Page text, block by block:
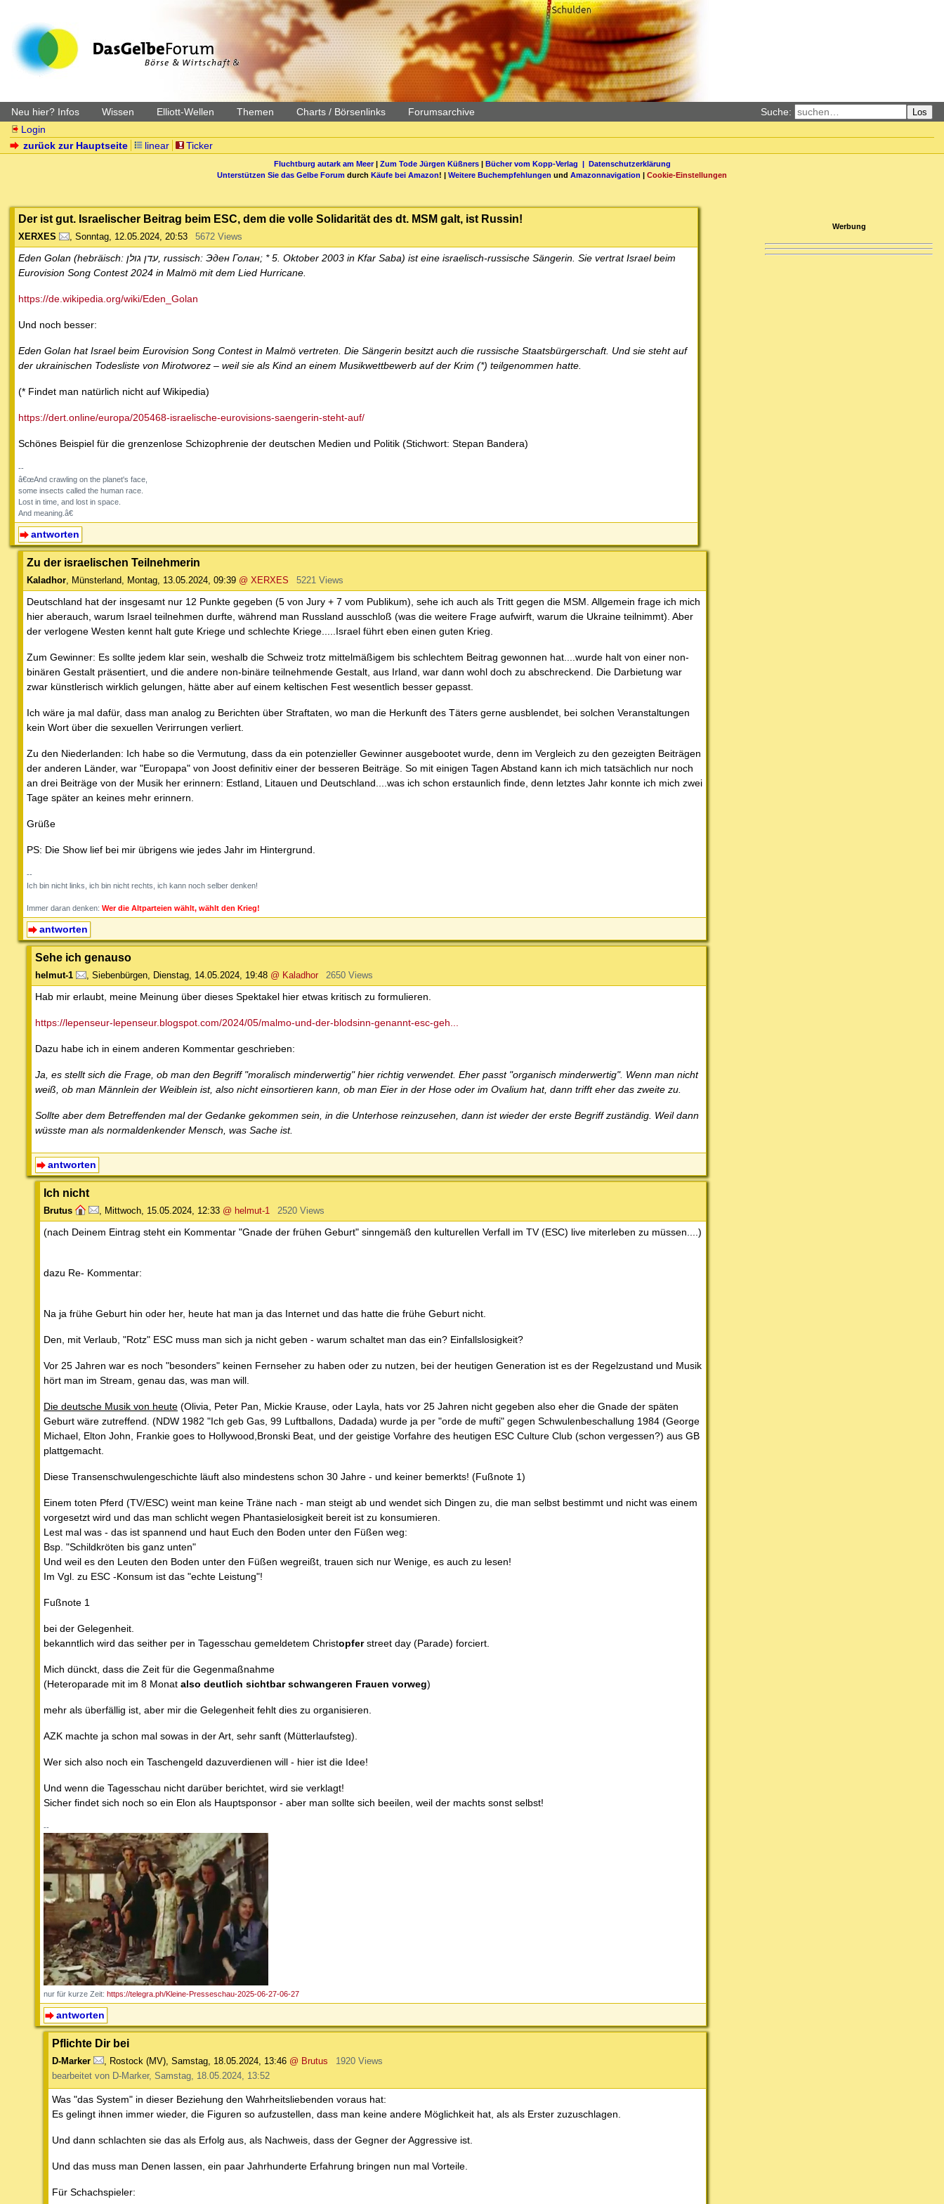
Neu hier? Infos Wissen Elliott-Wellen Themen Charts / Börsenlinks Forumsarchive Suche: Los
Login
zurück zur Hauptseite
linear Ticker
Fluchtburg autark am Meer| Zum Tode Jürgen Küßners| Bücher vom Kopp-Verlag | Datenschutzerklärung
Unterstützen Sie das Gelbe Forum durch Käufe bei Amazon! | Weitere Buchempfehlungen und Amazonnavigation | Cookie-Einstellungen
Der ist gut. Israelischer Beitrag beim ESC, dem die volle Solidarität des dt. MSM galt, ist Russin!
XERXES , Sonntag, 12.05.2024, 20:53 5672 Views
Eden Golan (hebräisch: עדן גולן, russisch: Эден Голан; * 5. Oktober 2003 in Kfar Saba) ist eine israelisch-russische Sängerin. Sie vertrat Israel beim
Eurovision Song Contest 2024 in Malmö mit dem Lied Hurricane.
https://de.wikipedia.org/wiki/Eden_Golan
Und noch besser:
Eden Golan hat Israel beim Eurovision Song Contest in Malmö vertreten. Die Sängerin besitzt auch die russische Staatsbürgerschaft. Und sie steht auf
der ukrainischen Todesliste von Mirotworez – weil sie als Kind an einem Musikwettbewerb auf der Krim (*) teilgenommen hatte.
(* Findet man natürlich nicht auf Wikipedia)
https://dert.online/europa/205468-israelische-eurovisions-saengerin-steht-auf/
Schönes Beispiel für die grenzenlose Schizophrenie der deutschen Medien und Politik (Stichwort: Stepan Bandera)
--
â€œAnd crawling on the planet's face,
some insects called the human race.
Lost in time, and lost in space.
And meaning.â€
antworten
Zu der israelischen Teilnehmerin
Kaladhor, Münsterland, Montag, 13.05.2024, 09:39 @ XERXES 5221 Views
Deutschland hat der insgesamt nur 12 Punkte gegeben (5 von Jury + 7 vom Publikum), sehe ich auch als Tritt gegen die MSM. Allgemein frage ich mich
hier aberauch, warum Israel teilnehmen durfte, während man Russland ausschloß (was die weitere Frage aufwirft, warum die Ukraine teilnimmt). Aber
der verlogene Westen kennt halt gute Kriege und schlechte Kriege.....Israel führt eben einen guten Krieg.
Zum Gewinner: Es sollte jedem klar sein, weshalb die Schweiz trotz mittelmäßigem bis schlechtem Beitrag gewonnen hat....wurde halt von einer non-
binären Gestalt präsentiert, und die andere non-binäre teilnehmende Gestalt, aus Irland, war dann wohl doch zu abschreckend. Die Darbietung war
zwar künstlerisch wirklich gelungen, hätte aber auf einem keltischen Fest wesentlich besser gepasst.
Ich wäre ja mal dafür, dass man analog zu Berichten über Straftaten, wo man die Herkunft des Täters gerne ausblendet, bei solchen Veranstaltungen
kein Wort über die sexuellen Verirrungen verliert.
Zu den Niederlanden: Ich habe so die Vermutung, dass da ein potenzieller Gewinner ausgebootet wurde, denn im Vergleich zu den gezeigten Beiträgen
der anderen Länder, war "Europapa" von Joost definitiv einer der besseren Beiträge. So mit einigen Tagen Abstand kann ich mich tatsächlich nur noch
an drei Beiträge von der Musik her erinnern: Estland, Litauen und Deutschland....was ich schon erstaunlich finde, denn letztes Jahr konnte ich mich zwei
Tage später an keines mehr erinnern.
Grüße
PS: Die Show lief bei mir übrigens wie jedes Jahr im Hintergrund.
--
Ich bin nicht links, ich bin nicht rechts, ich kann noch selber denken!
Immer daran denken: Wer die Altparteien wählt, wählt den Krieg!
antworten
Sehe ich genauso
helmut-1 , Siebenbürgen, Dienstag, 14.05.2024, 19:48 @ Kaladhor 2650 Views
Hab mir erlaubt, meine Meinung über dieses Spektakel hier etwas kritisch zu formulieren.
https://lepenseur-lepenseur.blogspot.com/2024/05/malmo-und-der-blodsinn-genannt-esc-geh...
Dazu habe ich in einem anderen Kommentar geschrieben:
Ja, es stellt sich die Frage, ob man den Begriff "moralisch minderwertig" hier richtig verwendet. Eher passt "organisch minderwertig". Wenn man nicht
weiß, ob man Männlein der Weiblein ist, also nicht einsortieren kann, ob man Eier in der Hose oder im Ovalium hat, dann trifft eher das zweite zu.
Sollte aber dem Betreffenden mal der Gedanke gekommen sein, in die Unterhose reinzusehen, dann ist wieder der erste Begriff zuständig. Weil dann
wüsste man als normaldenkender Mensch, was Sache ist.
antworten
Ich nicht
Brutus Mittwoch, 15.05.2024, 12:33 @ helmut-1 2520 Views
(nach Deinem Eintrag steht ein Kommentar "Gnade der frühen Geburt" sinngemäß den kulturellen Verfall im TV (ESC) live miterleben zu müssen....)
dazu Re- Kommentar:
Na ja frühe Geburt hin oder her, heute hat man ja das Internet und das hatte die frühe Geburt nicht.
Den, mit Verlaub, "Rotz" ESC muss man sich ja nicht geben - warum schaltet man das ein? Einfallslosigkeit?
Vor 25 Jahren war es noch "besonders" keinen Fernseher zu haben oder zu nutzen, bei der heutigen Generation ist es der Regelzustand und Musik
hört man im Stream, genau das, was man will.
Die deutsche Musik von heute (Olivia, Peter Pan, Mickie Krause, oder Layla, hats vor 25 Jahren nicht gegeben also eher die Gnade der späten
Geburt wäre zutreffend. (NDW 1982 "Ich geb Gas, 99 Luftballons, Dadada) wurde ja per "orde de mufti" gegen Schwulenbeschallung 1984 (George
Michael, Elton John, Frankie goes to Hollywood,Bronski Beat, und der geistige Vorfahre des heutigen ESC Culture Club (schon vergessen?) aus GB
plattgemacht.
Diese Transenschwulengeschichte läuft also mindestens schon 30 Jahre - und keiner bemerkts! (Fußnote 1)
Einem toten Pferd (TV/ESC) weint man keine Träne nach - man steigt ab und wendet sich Dingen zu, die man selbst bestimmt und nicht was einem
vorgesetzt wird und das man schlicht wegen Phantasielosigkeit bereit ist zu konsumieren.
Lest mal was - das ist spannend und haut Euch den Boden unter den Füßen weg:
Bsp. "Schildkröten bis ganz unten"
Und weil es den Leuten den Boden unter den Füßen wegreißt, trauen sich nur Wenige, es auch zu lesen!
Im Vgl. zu ESC -Konsum ist das "echte Leistung"!
Fußnote 1
bei der Gelegenheit.
bekanntlich wird das seither per in Tagesschau gemeldetem Christopferstreet day (Parade) forciert.
Mich dünckt, dass die Zeit für die Gegenmaßnahme
(Heteroparade mit im 8 Monat also deutlich sichtbar schwangeren Frauen vorweg)
mehr als überfällig ist, aber mir die Gelegenheit fehlt dies zu organisieren.
AZK machte ja schon mal sowas in der Art, sehr sanft (Mütterlaufsteg).
Wer sich also noch ein Taschengeld dazuverdienen will - hier ist die Idee!
Und wenn die Tagesschau nicht darüber berichtet, wird sie verklagt!
Sicher findet sich noch so ein Elon als Hauptsponsor - aber man sollte sich beeilen, weil der machts sonst selbst!
--
nur für kurze Zeit: https://telegra.ph/Kleine-Presseschau-2025-06-27-06-27
antworten
Pflichte Dir bei
D-Marker Rostock (MV) Samstag, 18.05.2024, 13:46 @ Brutus
1920 Views
bearbeitet von D-Marker, Samstag, 18.05.2024, 13:52
Was "das System" in dieser Beziehung den Wahrheitsliebenden voraus hat:
Es gelingt ihnen immer wieder, die Figuren so aufzustellen, dass man keine andere Möglichkeit hat, als als Erster zuzuschlagen.
Und dann schlachten sie das als Erfolg aus, als Nachweis, dass der Gegner der Aggressive ist.
Und das muss man Denen lassen, ein paar Jahrhunderte Erfahrung bringen nun mal Vorteile.
Für Schachspieler:
Werbung